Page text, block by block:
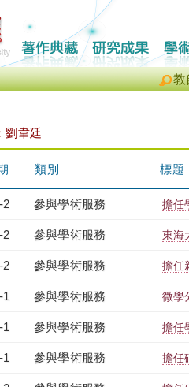
教
劉韋廷
類別 標題
2 參與學術服務 擔任
2 參與學術服務 東海
2 參與學術服務 擔任
1 參與學術服務 微學
1 參與學術服務 擔任
1 參與學術服務 擔任